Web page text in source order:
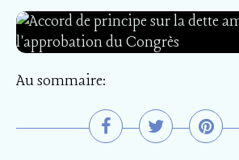
Au sommaire: